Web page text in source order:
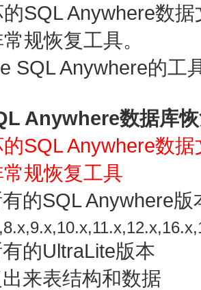
SQL Anywhere数
规恢复工具。
SQL Anywhere的工
Anywhere数据库
SQL Anywhere数
规恢复工具
有的SQL Anywhere
的UltraLite版本
来表结构和数据